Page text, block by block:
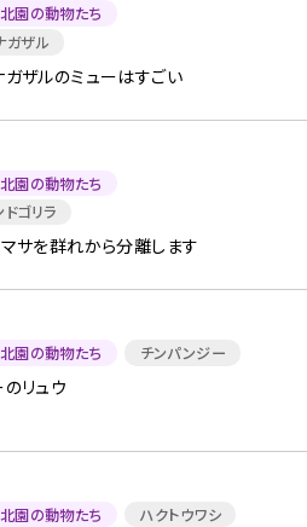
北園の動物たち
ガザル
ザルのミューはすごい
北園の動物たち
ゴリラ
サを群れから分離します
北園の動物たち チンパンジー
リュウ
北園の動物たち ハクトウワシ